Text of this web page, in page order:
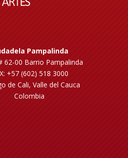
Pampalinda
62-00 Barrio Pampalinda
+57 (602) 518 3000
de Cali, Valle del Cauca
Colombia